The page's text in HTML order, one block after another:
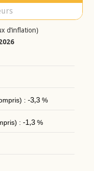
d’inflation)
: -3,3%
: -1,3%